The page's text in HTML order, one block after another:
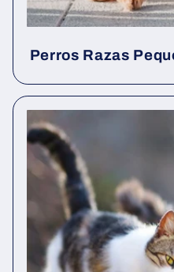
Perros Razas